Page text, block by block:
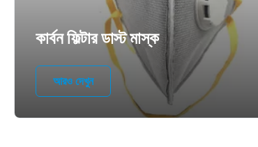
কার্বন ফিল্টার ডাস্ট মাস্ক
আরও দেখুন